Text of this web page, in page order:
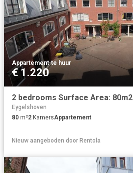
Appartement·te huur
€ 1.220
2 bedrooms Surface Area: 80m2
Eygelshoven
80 m²2 KamersAppartement
Nieuw aangeboden door Rentola